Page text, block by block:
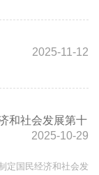
2025-11-12
和社会发展第十
2025-10-29
定国民经济和社会发